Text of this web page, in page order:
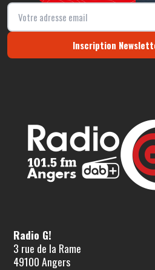
Inscription
Radio G!
3 rue de la Rame
49100 Angers